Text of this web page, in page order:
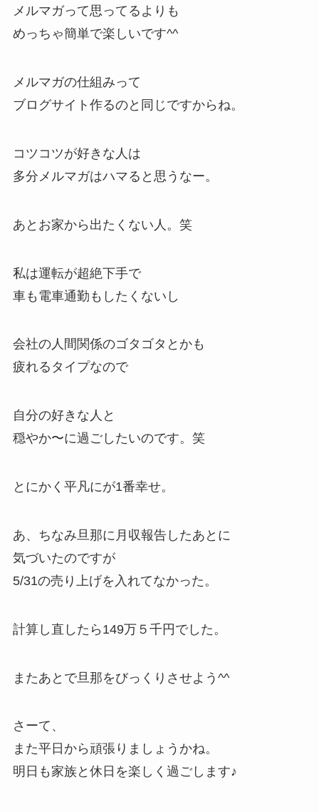
メルマガって思ってるよりも
めっちゃ簡単で楽しいです^^
メルマガの仕組みって
ブログサイト作るのと同じですからね。
コツコツが好きな人は
多分メルマガはハマると思うなー。
あとお家から出たくない人。笑
私は運転が超絶下手で
車も電車通勤もしたくないし
会社の人間関係のゴタゴタとかも
疲れるタイプなので
自分の好きな人と
穏やか〜に過ごしたいのです。笑
とにかく平凡にが1番幸せ。
あ、ちなみ旦那に月収報告したあとに
気づいたのですが
5/31の売り上げを入れてなかった。
計算し直したら149万５千円でした。
またあとで旦那をびっくりさせよう^^
さーて、
また平日から頑張りましょうかね。
明日も家族と休日を楽しく過ごします♪